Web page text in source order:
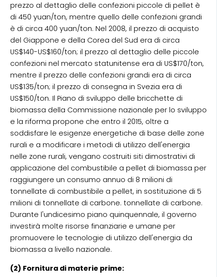
prezzo al dettaglio delle confezioni piccole di pellet è
di 450 yuan/ton, mentre quello delle confezioni grandi
è di circa 400 yuan/ton. Nel 2008, il prezzo di acquisto
del Giappone e della Corea del Sud era di circa
US$140-US$160/ton; il prezzo al dettaglio delle piccole
confezioni nel mercato statunitense era di US$170/ton,
mentre il prezzo delle confezioni grandi era di circa
US$135/ton; il prezzo di consegna in Svezia era di
US$150/ton. Il Piano di sviluppo delle bricchette di
biomassa della Commissione nazionale per lo sviluppo
e la riforma propone che entro il 2015, oltre a
soddisfare le esigenze energetiche di base delle zone
rurali e a modificare i metodi di utilizzo dell'energia
nelle zone rurali, vengano costruiti siti dimostrativi di
applicazione del combustibile a pellet di biomassa per
raggiungere un consumo annuo di 8 milioni di
tonnellate di combustibile a pellet, in sostituzione di 5
milioni di tonnellate di carbone. tonnellate di carbone.
Durante l'undicesimo piano quinquennale, il governo
investirà molte risorse finanziarie e umane per
promuovere le tecnologie di utilizzo dell'energia da
biomassa a livello nazionale.
(2) Fornitura di materie prime: